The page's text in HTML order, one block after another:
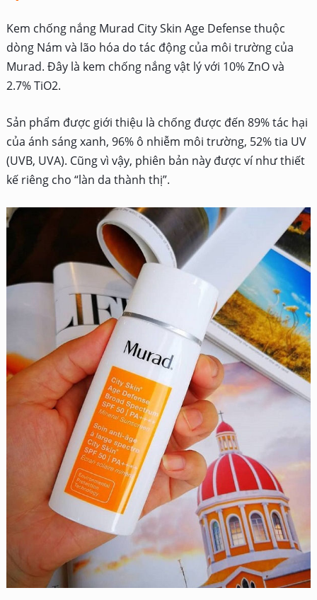
Kem chống nắng Murad City Skin Age Defense thuộc
dòng Nám và lão hóa do tác động của môi trường của
Murad. Đây là kem chống nắng vật lý với 10% ZnO và
2.7% TiO2.
Sản phẩm được giới thiệu là chống được đến 89% tác hại
của ánh sáng xanh, 96% ô nhiễm môi trường, 52% tia UV
(UVB, UVA). Cũng vì vậy, phiên bản này được ví như thiết
kế riêng cho “làn da thành thị”.